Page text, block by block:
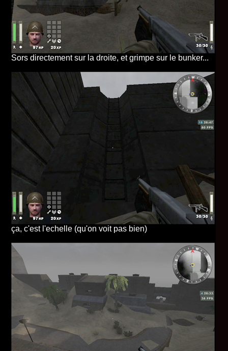
Sors directement sur la droite, et grimpe sur le bunker...
ça, c'est l'echelle (qu'on voit pas bien)